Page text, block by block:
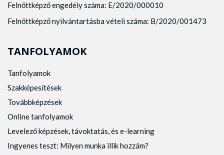
Felnőttképző engedély száma: E/2020/000010
Felnőttképző nyilvántartásba vételi száma: B/2020/001473
TANFOLYAMOK
Tanfolyamok
Szakképesítések
Továbbképzések
Online tanfolyamok
Levelező képzések, távoktatás, és e-learning
Ingyenes teszt: Milyen munka illik hozzám?